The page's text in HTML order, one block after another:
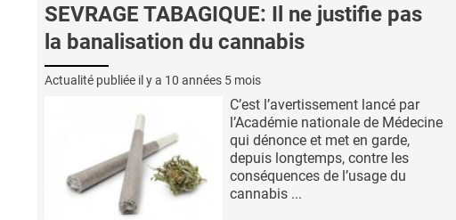
SEVRAGE TABAGIQUE: Il ne justifie pas
la banalisation du cannabis
Actualité publiée il y a 10 années 5 mois
C’est l’avertissement lancé par
l’Académie nationale de Médecine
qui dénonce et met en garde,
depuis longtemps, contre les
conséquences de l’usage du
cannabis ...